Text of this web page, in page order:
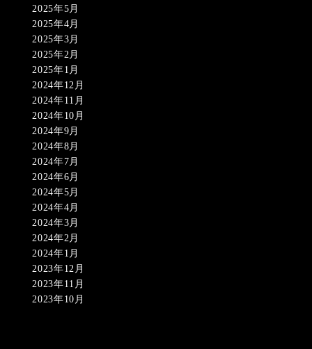
2025年5月
2025年4月
2025年3月
2025年2月
2025年1月
2024年12月
2024年11月
2024年10月
2024年9月
2024年8月
2024年7月
2024年6月
2024年5月
2024年4月
2024年3月
2024年2月
2024年1月
2023年12月
2023年11月
2023年10月